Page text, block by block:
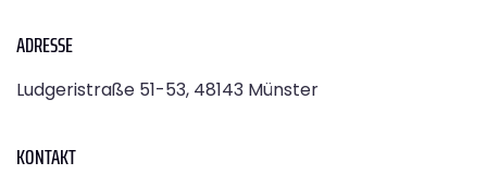
ADRESSE
Ludgeristraße 51-53, 48143 Münster
KONTAKT